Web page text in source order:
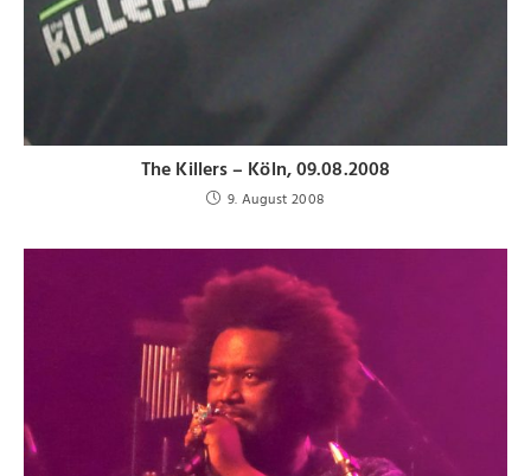
The Killers – Köln, 09.08.2008
9. August 2008